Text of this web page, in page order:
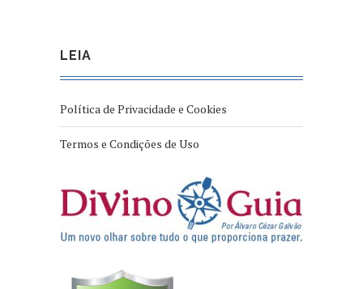
LEIA
Política de Privacidade e Cookies
Termos e Condições de Uso